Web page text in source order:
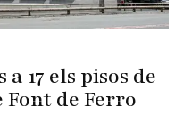
17 els pisos de
de Ferro